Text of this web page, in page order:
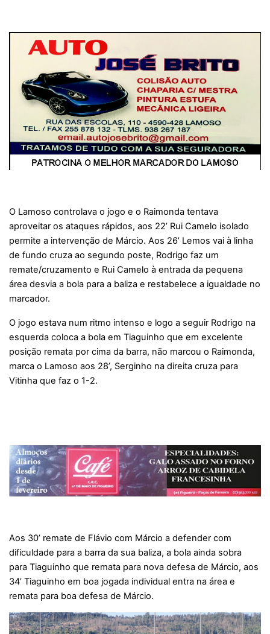
O Lamoso controlava o jogo e o Raimonda tentava
aproveitar os ataques rápidos, aos 22’ Rui Camelo isolado
permite a intervenção de Márcio. Aos 26’ Lemos vai à linha
de fundo cruza ao segundo poste, Rodrigo faz um
remate/cruzamento e Rui Camelo à entrada da pequena
área desvia a bola para a baliza e restabelece a igualdade no
marcador.
O jogo estava num ritmo intenso e logo a seguir Rodrigo na
esquerda coloca a bola em Tiaguinho que em excelente
posição remata por cima da barra, não marcou o Raimonda,
marca o Lamoso aos 28’, Serginho na direita cruza para
Vitinha que faz o 1-2.
Aos 30’ remate de Flávio com Márcio a defender com
dificuldade para a barra da sua baliza, a bola ainda sobra
para Tiaguinho que remata para nova defesa de Márcio, aos
34’ Tiaguinho em boa jogada individual entra na área e
remata para boa defesa de Márcio.